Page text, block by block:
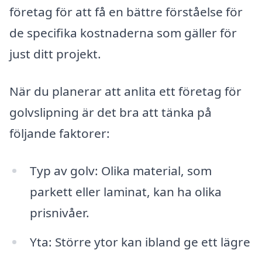
företag för att få en bättre förståelse för
de specifika kostnaderna som gäller för
just ditt projekt.
När du planerar att anlita ett företag för
golvslipning är det bra att tänka på
följande faktorer:
Typ av golv: Olika material, som
parkett eller laminat, kan ha olika
prisnivåer.
Yta: Större ytor kan ibland ge ett lägre